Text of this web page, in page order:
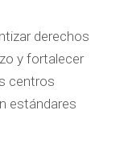
derechos
y fortalecer
centros
estándares